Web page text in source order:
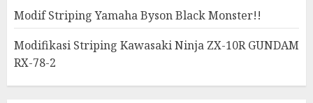
Modif Striping Yamaha Byson Black Monster!!
Modifikasi Striping Kawasaki Ninja ZX-10R GUNDAM
RX-78-2